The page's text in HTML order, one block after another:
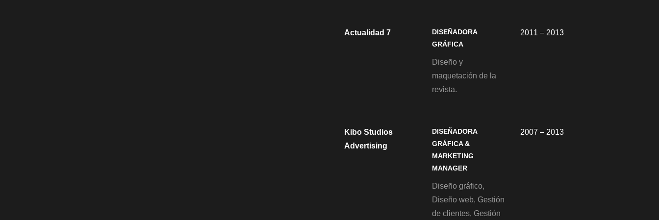
Actualidad 7
DISEÑADORA
GRÁFICA
Diseño y
maquetación de la
revista.
2011 – 2013
Kibo Studios
Advertising
DISEÑADORA
GRÁFICA &
MARKETING
MANAGER
Diseño gráfico,
Diseño web, Gestión
de clientes, Gestión
2007 – 2013